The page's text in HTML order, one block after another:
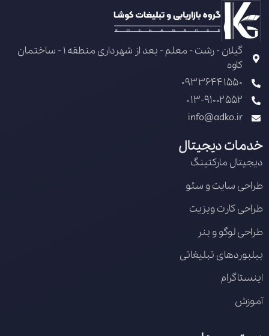
گیلان - رشت - معلم - بعد از شهرداری منطقه 1 - ساختمان
کاوه
09336441550
013-91002552
info@adko.ir
خدمات دیجیتال
دیجیتال مارکتینگ
طراحی سایت و سئو
طراحی کارت ویزیت
طراحی لوگو و بنر
بیلبوردهای تبلیغاتی
اینستاگرام
آموزش